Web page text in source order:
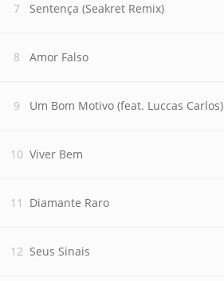
Sentença (Seakret Remix)
Amor Falso
Um Bom Motivo (feat. Luccas Carlos)
Viver Bem
Diamante Raro
Seus Sinais